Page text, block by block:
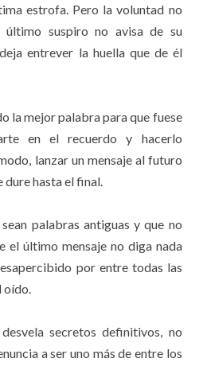
estrofa. Pero la voluntad no
suspiro no avisa de su
entrever la huella que de él
la mejor palabra para que fuese
en el recuerdo y hacerlo
lanzar un mensaje al futuro
dure hasta el final.
palabras antiguas y que no
el último mensaje no diga nada
por entre todas las
oído.
secretos definitivos, no
a ser uno más de entre los